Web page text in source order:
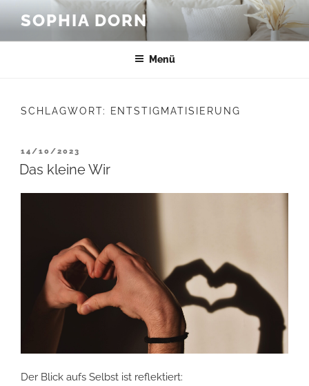
Inhalt
springen
SOPHIA DORN
Menü
SCHLAGWORT: ENTSTIGMATISIERUNG
VERÖFFENTLICHT
AM
14/10/2023
Das kleine Wir
Der Blick aufs Selbst ist reflektiert: